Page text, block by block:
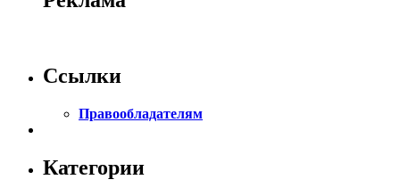
Ссылки
Правообладателям
Категории